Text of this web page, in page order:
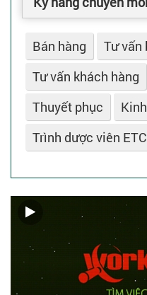
Bán hàng
Tư vấn
Tư vấn khách hàng
Thuyết phục
Trình dược viên ETC